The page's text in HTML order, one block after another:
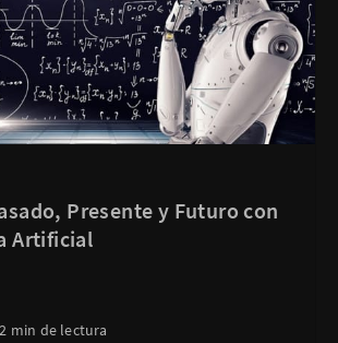
Presente y Futuro con
Artificial
2 min de lectura